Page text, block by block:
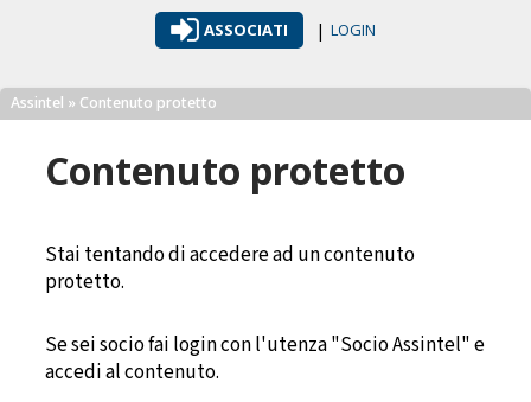
ASSOCIATI | LOGIN
Assintel » Contenuto protetto
Contenuto protetto
Stai tentando di accedere ad un contenuto
protetto.
Se sei socio fai login con l'utenza "Socio Assintel" e
accedi al contenuto.